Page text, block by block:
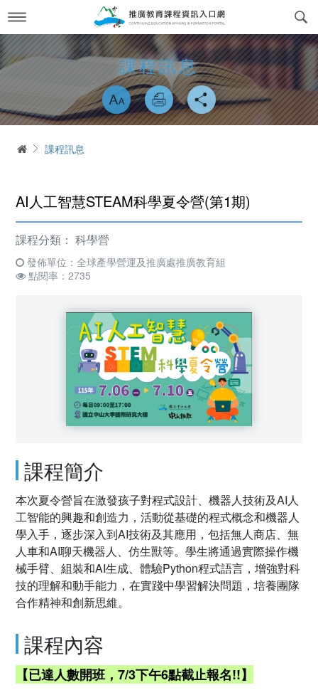
到
要
內
容
最新消息 News
關於我們 About us
交通方式
簡介
學習環境介紹
常見問答Q&A
課程訊息 Course Information
政府委訓與企業合作
Download
線上繳費 Online Payment
場地租借 reservation
課程訊息 略過字型切
首頁課程訊息
AI人工智慧STEAM科學夏令營(第1期)
課程分類： 科學營
發佈單位：全球產學營運及推廣處推廣教育組
點閱率：2735
課程簡介
本次夏令營旨在激發孩子對程式設計、機器人技術及AI人
工智能的興趣和創造力，活動從基礎的程式概念和機器人
學入手，逐步深入到AI技術及其應用，包括無人商店、無
人車和AI聊天機器人、仿生獸等。學生將通過實際操作機
械手臂、組裝和AI生成、體驗Python程式語言，增強對科
技的理解和動手能力，在實踐中學習解決問題，培養團隊
合作精神和創新思維。
課程內容
【已達人數開班，7/3下午6點截止報名!!】